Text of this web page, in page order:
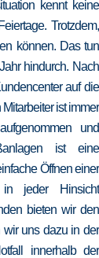
kennt keine
Trotzdem,
können. Das tun
hindurch. Nach
auf die
ist immer
und
ist eine
Öffnen einer
in jeder Hinsicht
bieten wir den
wir uns dazu in der
innerhalb der